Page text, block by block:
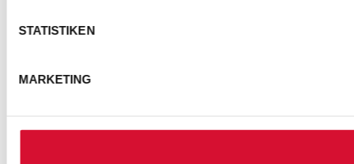
STATISTIKEN
MARKETING